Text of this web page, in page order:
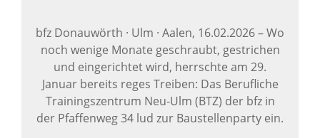
bfz Donauwörth · Ulm · Aalen, 16.02.2026–Wo
noch wenige Monate geschraubt, gestrichen
und eingerichtet wird, herrschte am 29.
Januar bereits reges Treiben: Das Berufliche
Trainingszentrum Neu-Ulm (BTZ) der bfz in
der Pfaffenweg 34 lud zur Baustellenparty ein.